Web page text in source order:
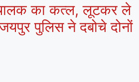
का कत्ल, लूटकर ले
पुलिस ने दबोचे दोनों